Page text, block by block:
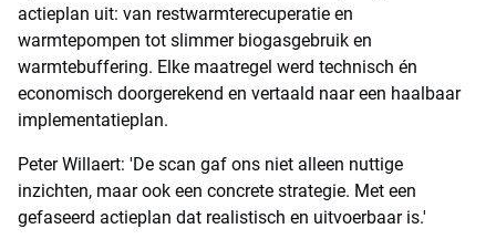
actieplan uit: van restwarmterecuperatie en
warmtepompen tot slimmer biogasgebruik en
warmtebuffering. Elke maatregel werd technisch én
economisch doorgerekend en vertaald naar een haalbaar
implementatieplan.
Peter Willaert: 'De scan gaf ons niet alleen nuttige
inzichten, maar ook een concrete strategie. Met een
gefaseerd actieplan dat realistisch en uitvoerbaar is.'